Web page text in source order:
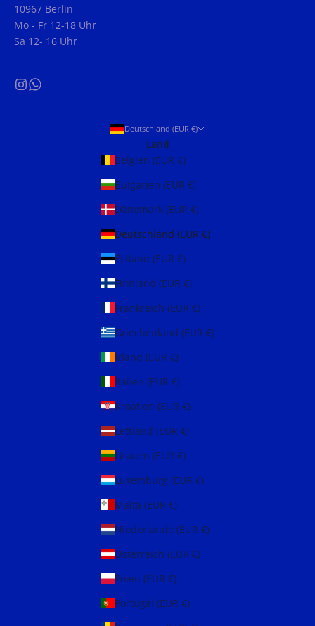
10967 Berlin
Mo - Fr 12-18 Uhr
Sa 12- 16 Uhr
Deutschland (EUR €)
Land
Belgien (EUR €)
Bulgarien (EUR €)
Dänemark (EUR €)
Deutschland (EUR €)
Estland (EUR €)
Finnland (EUR €)
Frankreich (EUR €)
Griechenland (EUR €)
Irland (EUR €)
Italien (EUR €)
Kroatien (EUR €)
Lettland (EUR €)
Litauen (EUR €)
Luxemburg (EUR €)
Malta (EUR €)
Niederlande (EUR €)
Österreich (EUR €)
Polen (EUR €)
Portugal (EUR €)